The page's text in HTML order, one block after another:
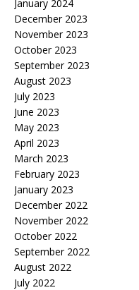
January 2024
December 2023
November 2023
October 2023
September 2023
August 2023
July 2023
June 2023
May 2023
April 2023
March 2023
February 2023
January 2023
December 2022
November 2022
October 2022
September 2022
August 2022
July 2022